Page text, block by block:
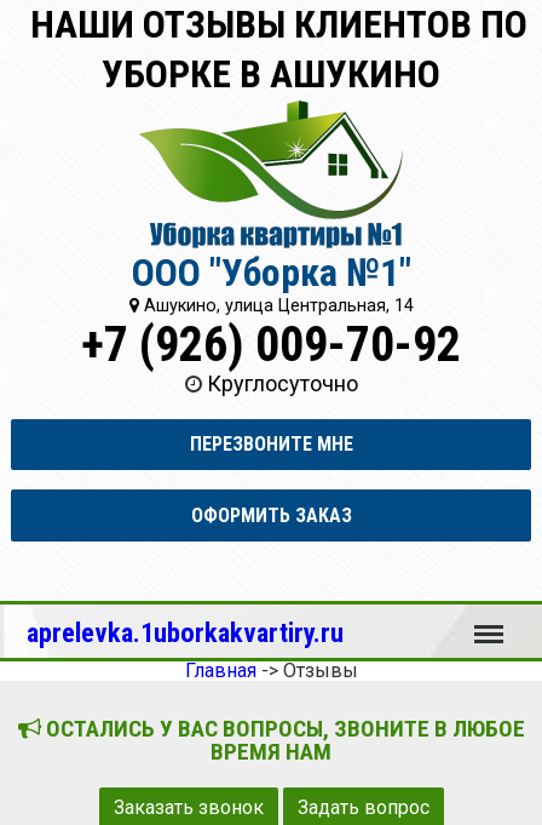
НАШИ ОТЗЫВЫ КЛИЕНТОВ ПО
УБОРКЕ В АШУКИНО
ООО "Уборка №1"
Ашукино, улица Центральная, 14
+7 (926) 009-70-92
Круглосуточно
ПЕРЕЗВОНИТЕ МНЕ
ОФОРМИТЬ ЗАКАЗ
aprelevka.1uborkakvartiry.ru Меню
Главная-> Отзывы
ОСТАЛИСЬ У ВАС ВОПРОСЫ, ЗВОНИТЕ В ЛЮБОЕ
ВРЕМЯ НАМ
Заказать звонок Задать вопрос